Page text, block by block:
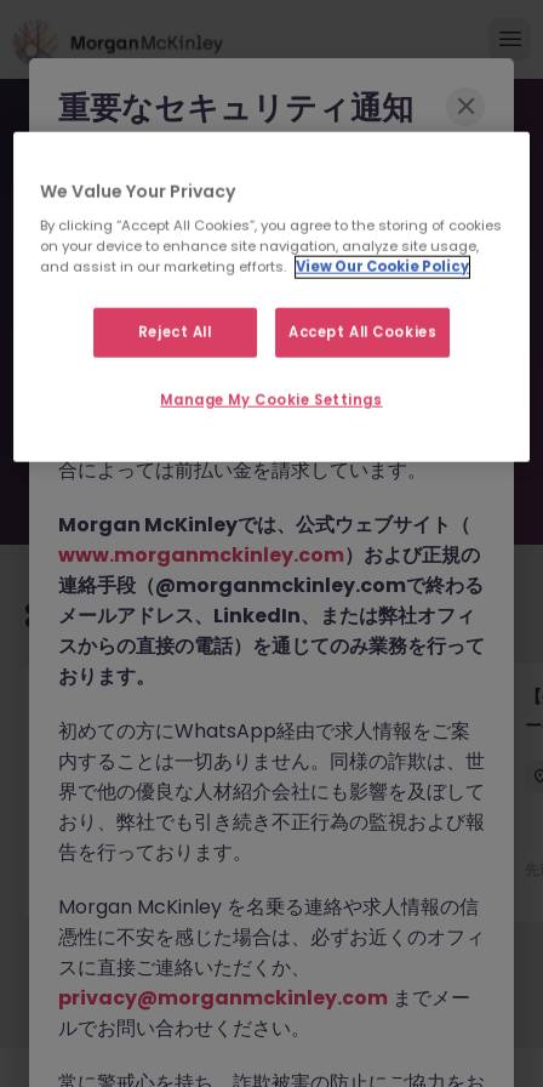
申し訳ございません。こちら
の求人の掲載は終了しまし
た。
あなたにおすすめの求人
ネージャー｜横浜勤務
横浜 正社員 業界水準による
4 日前
もっと見る
採用企業様新着求人最新トピックス当社について 法務クッキーの設定
重要なセキュリティ通知
になりすまし、求職者を詐欺に巻き込もうとする
事例が報告されています。
偽のウェブサイトやドメイ
（例： morganmckinleyjob.com、
morganmckinleyhire.com
）を使用し、虚偽の
で、WhatsApp などのメッセージアプリを通じ
合によっては前払い金を請求しています。
Morgan McKinleyでは、公式ウェブサイト（
www.morganmckinley.com）および正規の
連絡手段（@morganmckinley.comで終わる
メールアドレス、LinkedIn、または弊社オフィ
スからの直接の電話）を通じてのみ業務を行って
おります。
初めての方にWhatsApp経由で求人情報をご案
内することは一切ありません。同様の詐欺は、世
界で他の優良な人材紹介会社にも影響を及ぼして
おり、弊社でも引き続き不正行為の監視および報
告を行っております。
Morgan McKinley を名乗る連絡や求人情報の信
憑性に不安を感じた場合は、必ずお近くのオフィ
スに直接ご連絡いただくか、
privacy@morganmckinley.com までメー
ルでお問い合わせください。
We Value Your Privacy
By clicking “Accept All Cookies”, you agree to the storing of cookies
on your device to enhance site navigation, analyze site usage,
and assist in our marketing efforts. View Our Cookie Policy
Reject All Accept All Cookies
Manage My Cookie Settings